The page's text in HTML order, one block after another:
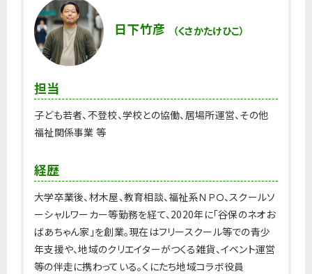
日下竹彦 （くさかたけひこ）
担当
子ども若者、不登校、学校との協働、居場所運営、その他
福祉関係事業 等
経歴
大学卒業後、材木屋、教育相談、福祉系ＮＰＯ、スクールソ
ーシャルワーカー等勤務を経て、2020年に「谷保のネオお
ばあちゃん家」を創業。現在はフリースクール等での青少
年支援や、地域のクリエイターがつくる雑貨、イベント運営
等の伴走に携わっている。くにたち地域コラボ役員